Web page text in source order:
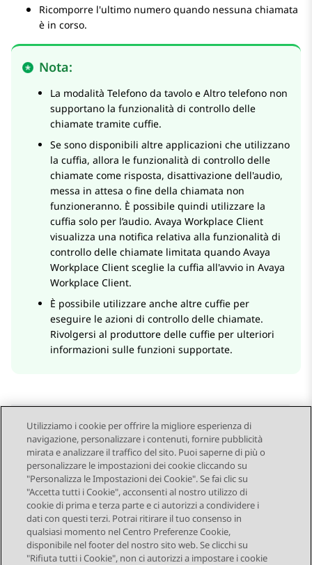
Ricomporre l'ultimo numero quando nessuna chiamata
è in corso.
Nota:
La modalità Telefono da tavolo e Altro telefono non
supportano la funzionalità di controllo delle
chiamate tramite cuffie.
Se sono disponibili altre applicazioni che utilizzano
la cuffia, allora le funzionalità di controllo delle
chiamate come risposta, disattivazione dell'audio,
messa in attesa o fine della chiamata non
funzioneranno. È possibile quindi utilizzare la
cuffia solo per l’audio. Avaya Workplace Client
visualizza una notifica relativa alla funzionalità di
controllo delle chiamate limitata quando Avaya
Workplace Client sceglie la cuffia all'avvio in Avaya
Workplace Client.
È possibile utilizzare anche altre cuffie per
eseguire le azioni di controllo delle chiamate.
Rivolgersi al produttore delle cuffie per ulteriori
informazioni sulle funzioni supportate.
Send Feedback
Navigazione argomento
Argomento precedente Argomento successivo
STAY CONNECTED
Utilizziamo i cookie per offrire la migliore esperienza di
navigazione, personalizzare i contenuti, fornire pubblicità
mirata e analizzare il traffico del sito. Puoi saperne di più o
personalizzare le impostazioni dei cookie cliccando su
"Personalizza le Impostazioni dei Cookie". Se fai clic su
"Accetta tutti i Cookie", acconsenti al nostro utilizzo di
cookie di prima e terza parte e ci autorizzi a condividere i
dati con questi terzi. Potrai ritirare il tuo consenso in
qualsiasi momento nel Centro Preferenze Cookie,
disponibile nel footer del nostro sito web. Se clicchi su
"Rifiuta tutti i Cookie", non ci autorizzi a impostare i cookie